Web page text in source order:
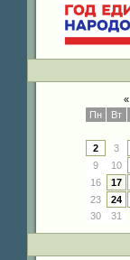
«
Пн
Вт
2
3
9
10
16
17
23
24
30
31